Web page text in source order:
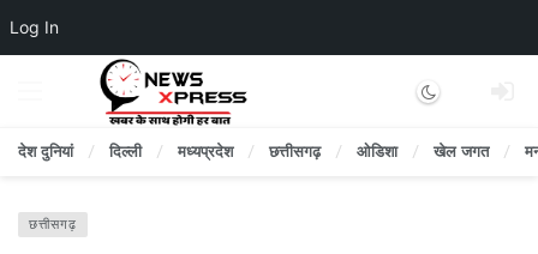
Log In
Dark mode
देश दुनियां दिल्ली मध्यप्रदेश छत्तीसगढ़ ओडिशा खेल जगत
छत्तीसगढ़